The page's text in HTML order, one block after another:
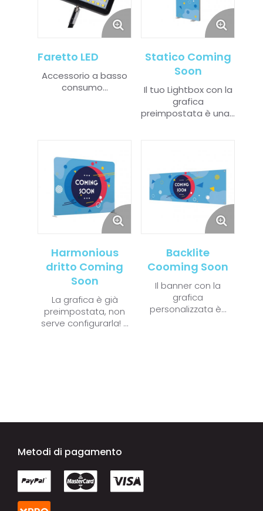
Faretto LED
Accessorio a basso
consumo...
Statico Coming
Soon
Il tuo Lightbox con la
grafica
preimpostata è una...
Harmonious
dritto Coming
Soon
La grafica è già
preimpostata, non
serve configurarla! ...
Backlite
Cooming Soon
Il banner con la
grafica
personalizzata è...
Metodi di pagamento